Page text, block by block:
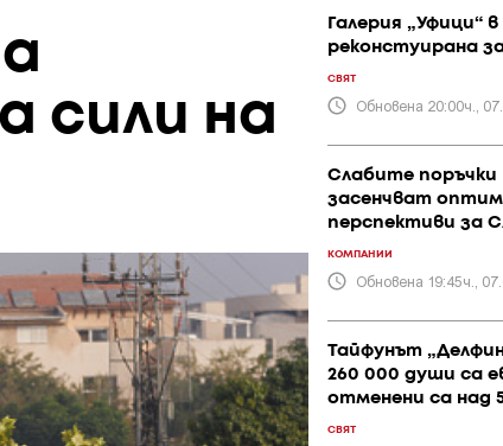
сили на
Галерия „Уфици“
реконстуирана
СВЯТ
Обновена 20:00ч.,
Слабите поръчки
засенчват
перспективи за
КОМПАНИИ
Обновена 19:45ч.,
Тайфунът
260 000 души са
отменени са над
СВЯТ